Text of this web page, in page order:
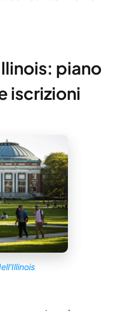
piano
iscrizioni